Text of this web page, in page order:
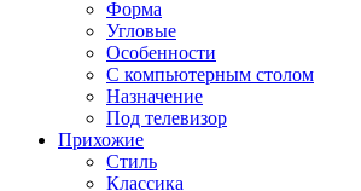
Форма
Угловые
Особенности
С компьютерным столом
Назначение
Под телевизор
Прихожие
Стиль
Классика